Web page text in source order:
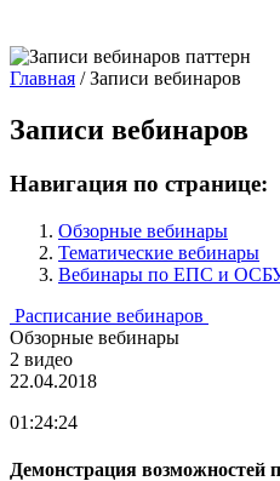
Главная /Записи вебинаров
Записи вебинаров
Навигация по странице:
Обзорные вебинары
Тематические вебинары
Вебинары по ЕПС и
Расписание вебинаров
Обзорные вебинары
2 видео
22.04.2018
01:24:24
Демонстрация